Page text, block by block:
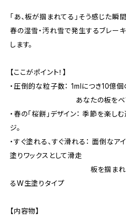
「あ、板が掴まれてる」そう感じた瞬
春の湿雪・汚れ雪で発生するブレー
します。
【ここがポイント！】
・圧倒的な粒子数： 1mlにつき10億
あなたの板をベアリング
・春の「桜餅」デザイン： 季節を楽し
ジ。
・すぐ塗れる、すぐ滑れる： 面倒な
塗りワックスとして滑走
板を掴まれだしたら
るW生塗りタイプ
【内容物】